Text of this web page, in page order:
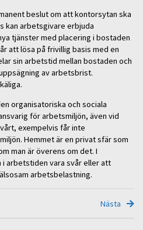
beslut om att kontorsytan ska
kan arbetsgivare erbjuda
tjänster med placering i bostaden
att lösa på frivillig basis med en
sin arbetstid mellan bostaden och
av arbetsbrist.
organisatoriska och sociala
för arbetsmiljön, även vid
exempelvis får inte
Hemmet är en privat sfär som
man är överens om det. I
i arbetstiden vara svår eller att
arbetsbelastning.
Nästa